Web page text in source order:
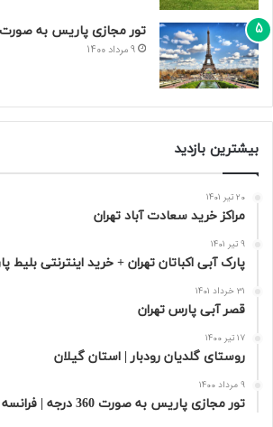
تور مجازی پاریس به صورت 360 درجه | فرانسه
9 مرداد 1400
بیشترین بازدید
20 تیر 1401
مراکز خرید سعادت‌ آباد تهران
9 تیر 1401
پارک آبی اکباتان تهران + خرید اینترنتی بلیط
31 خرداد 1401
قصر آبی پارس تهران
17 تیر 1400
روستای گلدیان رودبار | استان گیلان
9 مرداد 1400
تور مجازی پاریس به صورت 360 درجه | فرانسه